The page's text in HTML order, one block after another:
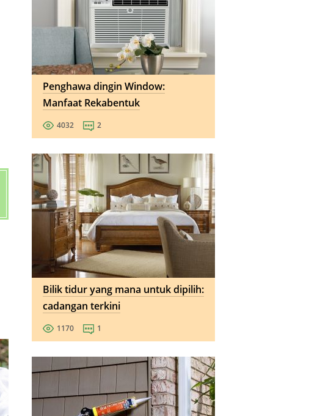
Penghawa dingin Window:
Manfaat Rekabentuk
4032 2
Bilik tidur yang mana untuk dipilih:
cadangan terkini
1170 1